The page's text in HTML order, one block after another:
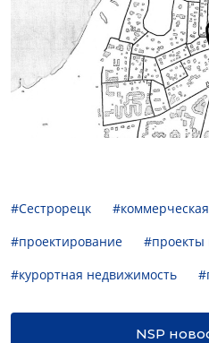
#Сестрорецк
#проектирование
#проекты
#курортная недвижимость
NSP